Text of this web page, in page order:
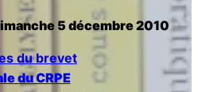
5 décembre 2010
du brevet
du CRPE